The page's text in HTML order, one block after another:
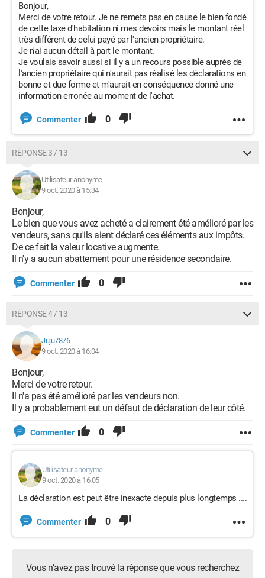
Bonjour,
Merci de votre retour. Je ne remets pas en cause le bien fondé
de cette taxe d'habitation ni mes devoirs mais le montant réel
très différent de celui payé par l'ancien propriétaire.
Je n'ai aucun détail à part le montant.
Je voulais savoir aussi si il y a un recours possible auprès de
l'ancien propriétaire qui n'aurait pas réalisé les déclarations en
bonne et due forme et m'aurait en conséquence donné une
information erronée au moment de l'achat.
Commenter 0
RÉPONSE 3 / 13
Utilisateur anonyme
9 oct. 2020 à 15:34
Bonjour,
Le bien que vous avez acheté a clairement été amélioré par les
vendeurs, sans qu'ils aient déclaré ces éléments aux impôts.
De ce fait la valeur locative augmente.
Il n'y a aucun abattement pour une résidence secondaire.
Commenter 0
RÉPONSE 4 / 13
Juju7876
9 oct. 2020 à 16:04
Bonjour,
Merci de votre retour.
Il n'a pas été amélioré par les vendeurs non.
Il y a probablement eut un défaut de déclaration de leur côté.
Commenter 0
Utilisateur anonyme
9 oct. 2020 à 16:05
La déclaration est peut être inexacte depuis plus longtemps ....
Commenter 0
Vous n’avez pas trouvé la réponse que vous recherchez